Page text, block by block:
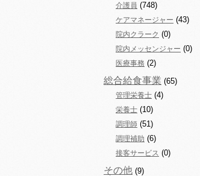
介護員 (748)
ケアマネージャー (43)
院内クラーク (0)
院内メッセンジャー (0)
医療事務 (2)
総合給食事業 (65)
管理栄養士 (4)
栄養士 (10)
調理師 (51)
調理補助 (6)
接客サービス (0)
その他 (9)